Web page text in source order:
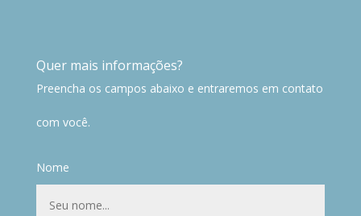
Quer mais informações?
Preencha os campos abaixo e entraremos em contato
com você.
Nome